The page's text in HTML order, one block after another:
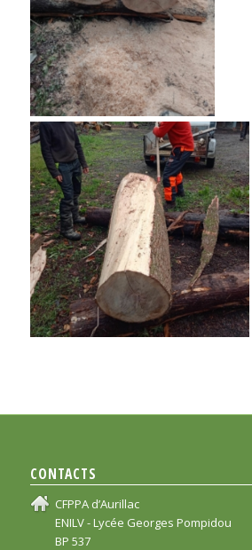
CONTACTS
CFPPA d’Aurillac
ENILV - Lycée Georges Pompidou
BP 537